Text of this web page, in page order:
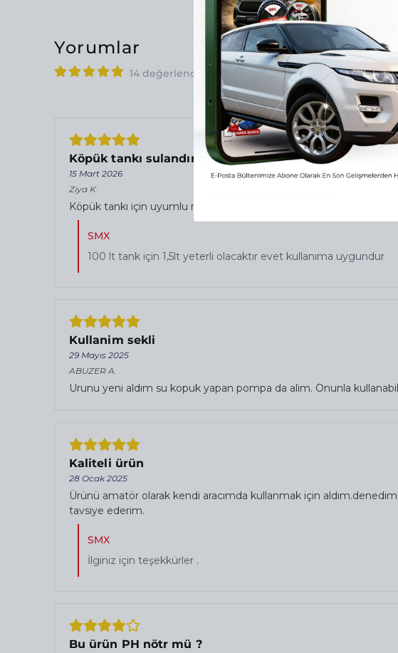
Yorumlar
14 değerlendirmeye göre
Köpük tankı sulandırma
15 Mart 2026
Ziya K.
Köpük tankı için uyumlu mudur ? 100lt köpük tankına ne kadar
SMX
100 lt tank için 1,5lt yeterli olacaktır evet kullanıma uygundur
Kullanim sekli
29 Mayıs 2025
ABUZERA.
Urunu yeni aldım su kopuk yapan pompa da alim. Onunla
Kaliteli ürün
28 Ocak 2025
Ürünü amatör olarak kendi aracımda kullanmak için
tavsiye ederim.
SMX
İlginiz için teşekkürler .
Bu ürün PH nötr mü ?